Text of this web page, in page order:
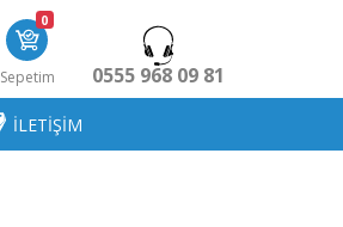
0
Sepetim 0555 968 09 81
İLETİŞİM